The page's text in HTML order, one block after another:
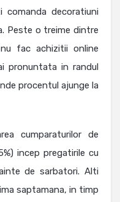
comanda decoratiuni
Peste o treime dintre
fac achizitii online
pronuntata in randul
procentul ajunge la
cumparaturilor de
incep pregatirile cu
de sarbatori. Alti
saptamana, in timp